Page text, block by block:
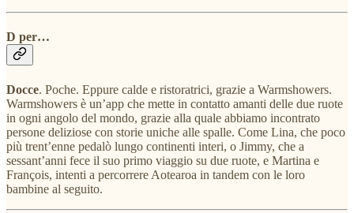
D per…
Docce. Poche. Eppure calde e ristoratrici, grazie a Warmshowers.
Warmshowers è un’app che mette in contatto amanti delle due ruote
in ogni angolo del mondo, grazie alla quale abbiamo incontrato
persone deliziose con storie uniche alle spalle. Come Lina, che poco
più trent’enne pedalò lungo continenti interi, o Jimmy, che a
sessant’anni fece il suo primo viaggio su due ruote, e Martina e
François, intenti a percorrere Aotearoa in tandem con le loro
bambine al seguito.